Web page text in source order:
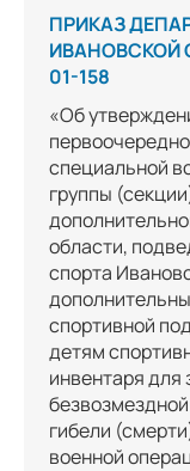
ПРИКАЗ
ИВАНОВСКОЙ
01-158
«Об
специальной
группы
области,
спорта
спортивной
детям
инвентаря для
гибели
военной